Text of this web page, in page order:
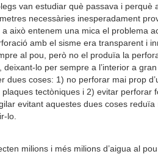
van estudiar què passava i perquè
necessàries inesperadament
això entenem una mica el problema
amb el sisme era transparent i
al pou, però no el produïa la
deixant-lo per sempre a l’interior a
dues coses: 1) no perforar mai prop
tectòniques i 2) evitar perforar
evitant aquestes dues coses reduïa
lo.
milions i més milions d’aigua al